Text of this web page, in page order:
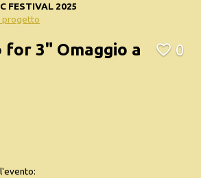
FESTIVAL 2025
progetto
3" Omaggio a
0